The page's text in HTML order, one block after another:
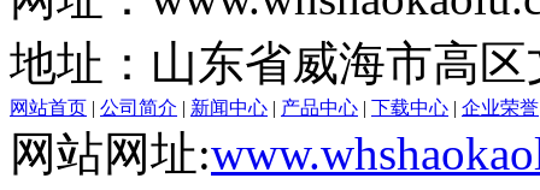
地址：山东省威海市高区
网站首页 | 公司简介 | 新闻中心 | 产品中心 | 下载中心 | 企业荣誉
网站网址: